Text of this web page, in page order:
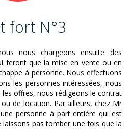
fort N°3
nous chargeons ensuite des
feront que la mise en vente ou en
à personne. Nous effectuons
les personnes intéressées, nous
offres, nous rédigeons le contrat
de location. Par ailleurs, chez Mr
personne à part entière qui est
pas tomber une fois que la